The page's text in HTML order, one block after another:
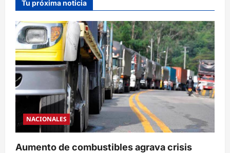
Tu próxima noticia
NACIONALES
Aumento de combustibles agrava crisis